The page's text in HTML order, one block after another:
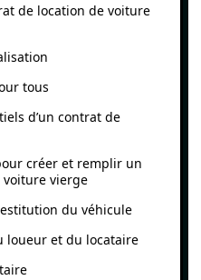
de location de voiture
tous
d’un contrat de
créer et remplir un
vierge
du véhicule
loueur et du locataire